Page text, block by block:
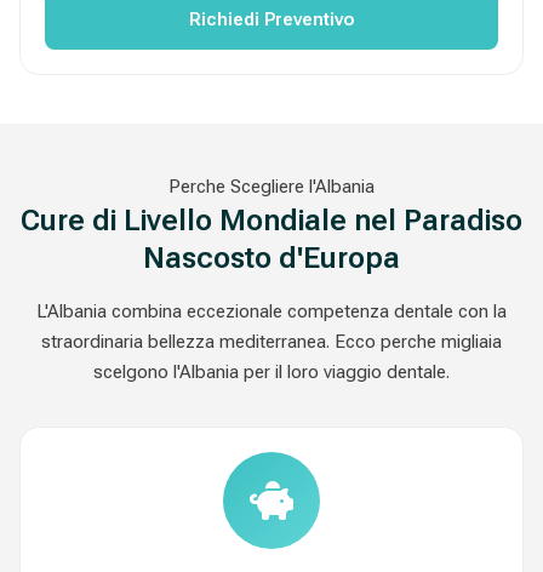
Richiedi Preventivo
Perche Scegliere l'Albania
Cure di Livello Mondiale nel Paradiso
Nascosto d'Europa
L'Albania combina eccezionale competenza dentale con la
straordinaria bellezza mediterranea. Ecco perche migliaia
scelgono l'Albania per il loro viaggio dentale.